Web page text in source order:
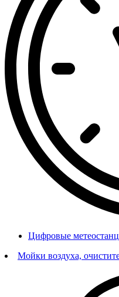
Цифровые
Мойки воздуха,